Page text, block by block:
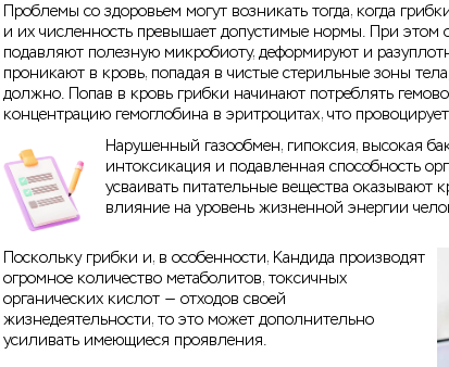
Проблемы со здоровьем могут возникать тогда, когда
и их численность превышает допустимые нормы. При этом
подавляют полезную микробиоту, деформируют и
проникают в кровь, попадая в чистые стерильные зоны
должно. Попав в кровь грибки начинают потреблять
концентрацию гемоглобина в эритроцитах, что
Нарушенный газообмен, гипоксия, высокая
интоксикация и подавленная способность
усваивать питательные вещества оказывают
влияние на уровень жизненной энергии
Поскольку грибки и, в особенности, Кандида производят
огромное количество метаболитов, токсичных
органических кислот — отходов своей
жизнедеятельности, то это может дополнительно
усиливать имеющиеся проявления.